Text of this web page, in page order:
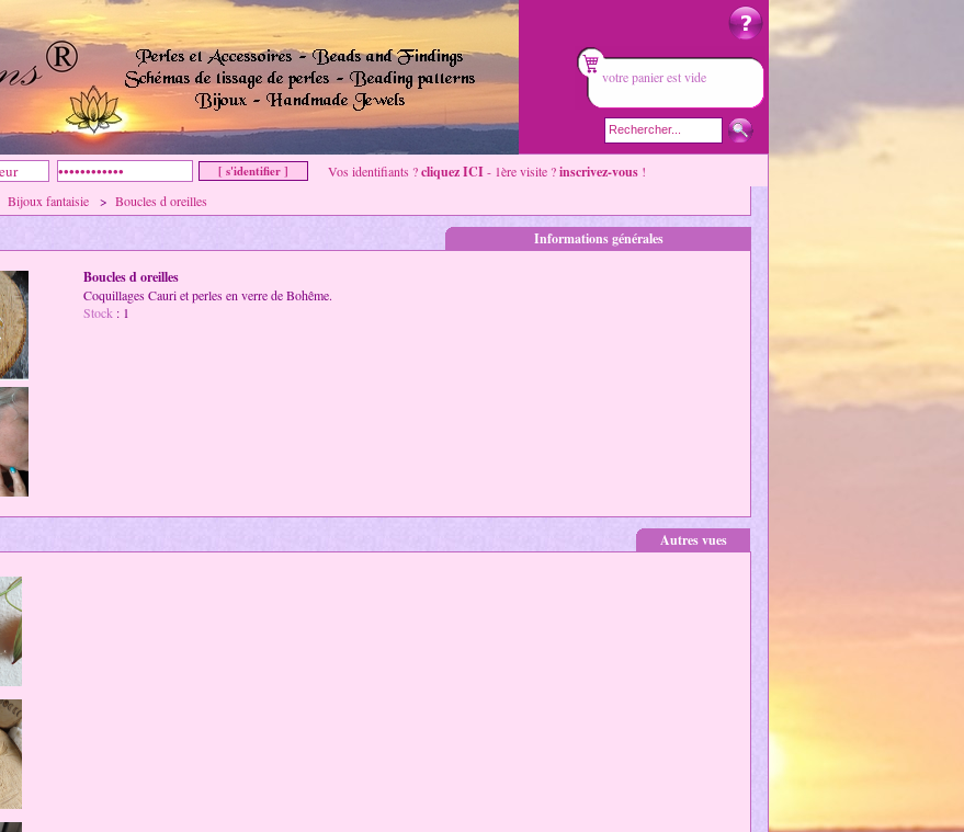
votre panier est vide
Vos identifiants ?cliquez ICI- 1ère visite ?inscrivez-vous !
Bijoux fantaisie > Boucles d oreilles
Informations générales
Boucles d oreilles
Coquillages Cauri et perles en verre de Bohême.
Stock : 1
Autres vues